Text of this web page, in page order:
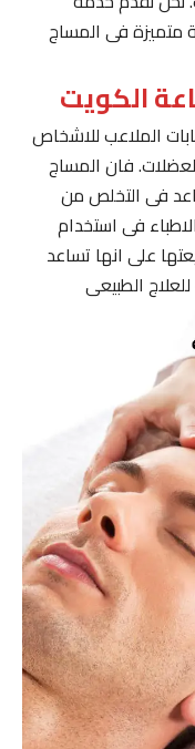
متميزة فى المساج
الملاعب للاشخاص
فان المساج
فى التخلص من
فى استخدام
على انها تساعد
الطبيعى